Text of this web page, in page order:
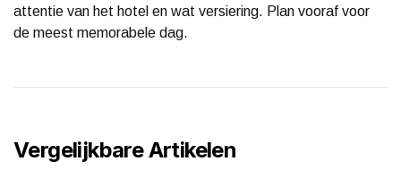
attentie van het hotel en wat versiering. Plan vooraf voor
de meest memorabele dag.
Vergelijkbare Artikelen